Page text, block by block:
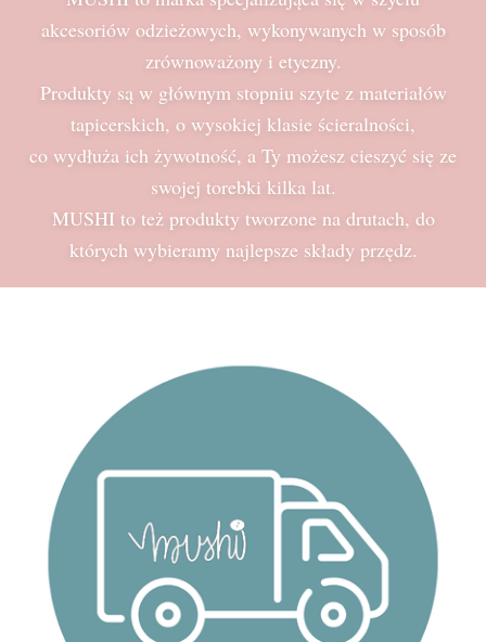
akcesoriów odzieżowych, wykonywanych w sposób
zrównoważony i etyczny.
Produkty są w głównym stopniu szyte z materiałów
tapicerskich, o wysokiej klasie ścieralności,
co wydłuża ich żywotność, a Ty możesz cieszyć się ze
swojej torebki kilka lat.
MUSHI to też produkty tworzone na drutach, do
których wybieramy najlepsze składy przędz.